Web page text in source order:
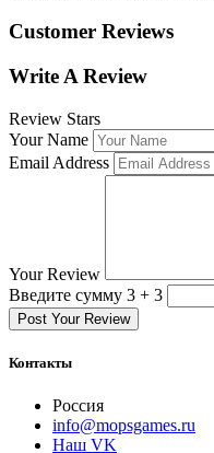
Customer Reviews
Write A Review
Review Stars
Your Name
Email Address
Your Review
Введите сумму 3 + 3
Post Your Review
Контакты
Россия
info@mopsgames.ru
Наш VK